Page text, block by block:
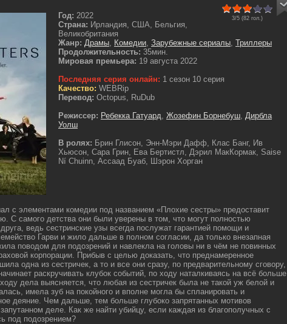
3/5 (82 гол.)
Год: 2022
Страна: Ирландия, США, Бельгия,
Великобритания
Жанр: Драмы, Комедии, Зарубежные сериалы, Триллеры
Продолжительность: 35мин.
Мировая премьера: 19 августа 2022
Последняя серия онлайн: 1 сезон 10 серия
Качество: WEBRip
Перевод: Octopus, RuDub
Режиссер: Ребекка Гатуард, Жозефин Борнебуш, Дирбла
Уолш
В ролях: Брин Глисон, Энн-Мэри Дафф, Клас Банг, Ив
Хьюсон, Сара Грин, Ева Бертистл, Дэрил МакКормак, Saise
Ní Chuinn, Ассаад Буаб, Шэрон Хорган
с элементами комедии под названием «Плохие сестры» предоставит
С самого детства они были уверены в том, что могут полностью
ведь сестринские узы всегда послужат гарантией помощи и
Гарви и жило дальше в полном согласии, да только внезапная
поводом для подозрений и навлекла на головы ни в чём не повинных
корпорации. Прибыв с целью доказать, что преднамеренное
одна из сестричек, а то и все они сразу, по предварительному сговору,
раскручивать клубок событий, по ходу наталкиваясь на всё больше
дела выясняется, что любая из сестричек была не такой уж белой и
имела зуб на покойного и вполне могла бы спланировать и
деяние. Чем дальше, тем больше глубоко запрятанных мотивов
деле. Как же найти убийцу, если каждая из благополучных с
под подозрением?